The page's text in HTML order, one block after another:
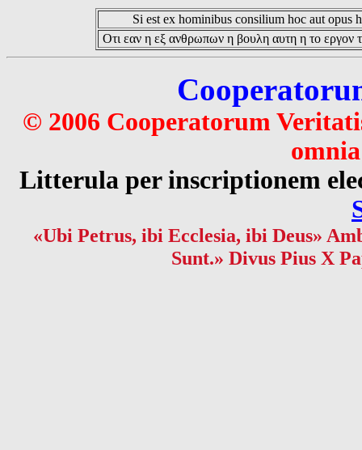
Si est ex hominibus consilium hoc aut opus
Οτι εαν η εξ ανθρωπων η βουλη αυτη η το εργον
© 2006 Cooperatorum
Litterula per inscriptionem
«Ubi Petrus, ibi Ecclesia, ibi Deus»
Sunt.» Divus Pius X